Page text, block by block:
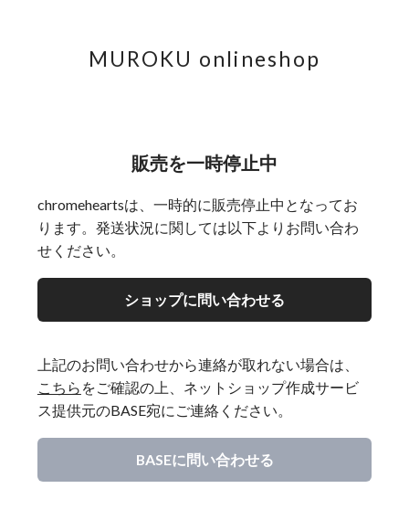
MUROKU onlineshop
販売を一時停止中
chromeheartsは、一時的に販売停止中となってお
ります。発送状況に関しては以下よりお問い合わ
せください。
ショップに問い合わせる
上記のお問い合わせから連絡が取れない場合は、
こちら をご確認の上、ネットショップ作成サービ
ス提供元のBASE宛にご連絡ください。
BASEに問い合わせる